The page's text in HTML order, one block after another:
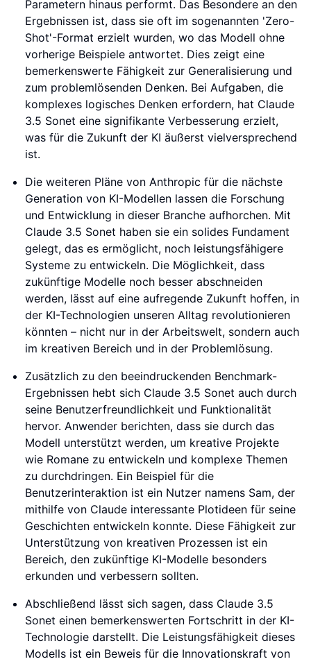
Parametern hinaus performt. Das Besondere an den
Ergebnissen ist, dass sie oft im sogenannten 'Zero-
Shot'-Format erzielt wurden, wo das Modell ohne
vorherige Beispiele antwortet. Dies zeigt eine
bemerkenswerte Fähigkeit zur Generalisierung und
zum problemlösenden Denken. Bei Aufgaben, die
komplexes logisches Denken erfordern, hat Claude
3.5 Sonet eine signifikante Verbesserung erzielt,
was für die Zukunft der KI äußerst vielversprechend
ist.
Die weiteren Pläne von Anthropic für die nächste
Generation von KI-Modellen lassen die Forschung
und Entwicklung in dieser Branche aufhorchen. Mit
Claude 3.5 Sonet haben sie ein solides Fundament
gelegt, das es ermöglicht, noch leistungsfähigere
Systeme zu entwickeln. Die Möglichkeit, dass
zukünftige Modelle noch besser abschneiden
werden, lässt auf eine aufregende Zukunft hoffen, in
der KI-Technologien unseren Alltag revolutionieren
könnten – nicht nur in der Arbeitswelt, sondern auch
im kreativen Bereich und in der Problemlösung.
Zusätzlich zu den beeindruckenden Benchmark-
Ergebnissen hebt sich Claude 3.5 Sonet auch durch
seine Benutzerfreundlichkeit und Funktionalität
hervor. Anwender berichten, dass sie durch das
Modell unterstützt werden, um kreative Projekte
wie Romane zu entwickeln und komplexe Themen
zu durchdringen. Ein Beispiel für die
Benutzerinteraktion ist ein Nutzer namens Sam, der
mithilfe von Claude interessante Plotideen für seine
Geschichten entwickeln konnte. Diese Fähigkeit zur
Unterstützung von kreativen Prozessen ist ein
Bereich, den zukünftige KI-Modelle besonders
erkunden und verbessern sollten.
Abschließend lässt sich sagen, dass Claude 3.5
Sonet einen bemerkenswerten Fortschritt in der KI-
Technologie darstellt. Die Leistungsfähigkeit dieses
Modells ist ein Beweis für die Innovationskraft von